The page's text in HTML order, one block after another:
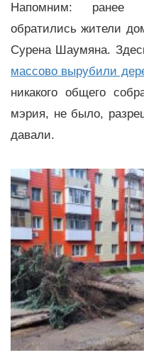
Напомним: ранее
обратились жители
Сурена Шаумяна.
массово вырубили
никакого общего
мэрия, не было,
давали.